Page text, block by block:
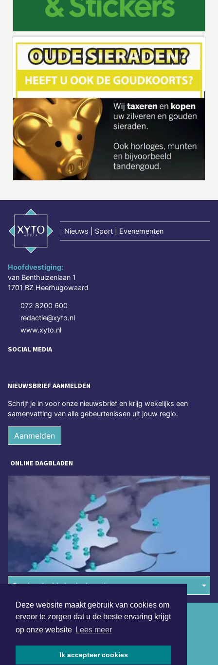
Deze website maakt gebruik van cookies om
ervoor te zorgen dat u de beste ervaring krijgt
op onze website Lees meer
Ik accepteer cookies
Nieuws | Sport | Evenementen
Hoofdvestiging:
van Benthuizenlaan 1
1701 BZ Heerhugowaard
072 8200 600
redactie@xyto.nl
www.xyto.nl
SOCIAL MEDIA
NIEUWSBRIEF AANMELDEN
Schrijf je in voor onze nieuwsbrief en krijg wekelijks een
samenvatting van alle gebeurtenissen uit jouw regio.
Aanmelden
ONLINE DAGBLADEN
Overige dagbladen in de regio
Algemene voorwaarden
Disclaimer